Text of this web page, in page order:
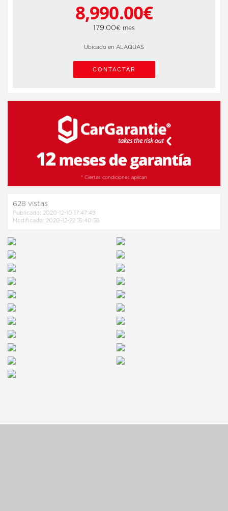
8,990.00€
179.00€ mes
Ubicado en ALAQUAS
CONTACTAR
* Ciertas condiciones aplican
628 vistas
Publicado: 2020-12-10 17:47:49
Modificado: 2020-12-22 16:40:56